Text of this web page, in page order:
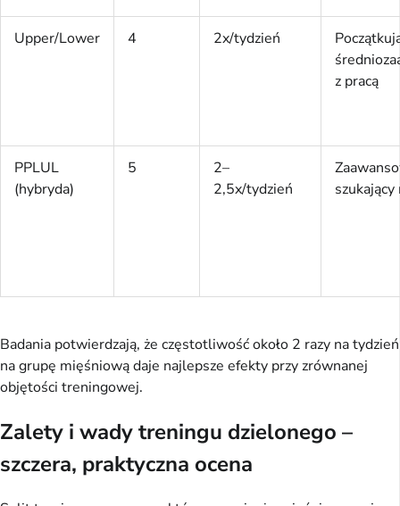
Upper/Lower 4 2x/tydzień
z pracą
PPLUL
(hybryda)
5
2–
2,5x/tydzień
Badania potwierdzają, że częstotliwość około 2 razy na tydzień
na grupę mięśniową daje najlepsze efekty przy zrównanej
objętości treningowej.
Zalety i wady treningu dzielonego –
szczera, praktyczna ocena